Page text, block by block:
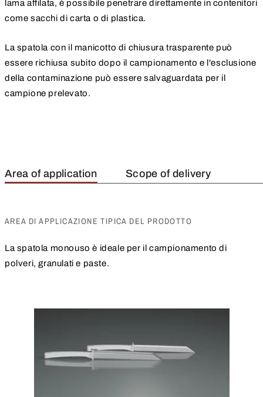
lama affilata, è possibile penetrare direttamente in contenitori
come sacchi di carta o di plastica.
La spatola con il manicotto di chiusura trasparente può
essere richiusa subito dopo il campionamento e l'esclusione
della contaminazione può essere salvaguardata per il
campione prelevato.
Area of application Scope of delivery
AREA DI APPLICAZIONE TIPICA DEL PRODOTTO
La spatola monouso è ideale per il campionamento di
polveri, granulati e paste.